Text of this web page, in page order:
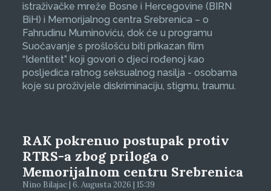
istraživačke mreže Bosne i Hercegovine (BIRN
BiH) i Memorijalnog centra Srebrenica – o
Fahrudinu Muminoviću, dok će u programu
Suočavanje s prošlošću biti prikazan film
“Identitet” koji govori o djeci rođenoj kao
posljedica ratnog seksualnog nasilja - osobama
koje su proživjele diskriminaciju, stigmu, traumu.
RAK pokrenuo postupak protiv
RTRS-a zbog priloga o
Memorijalnom centru Srebrenica
Nino Bilajac | 6. Augusta 2026 | 15:39